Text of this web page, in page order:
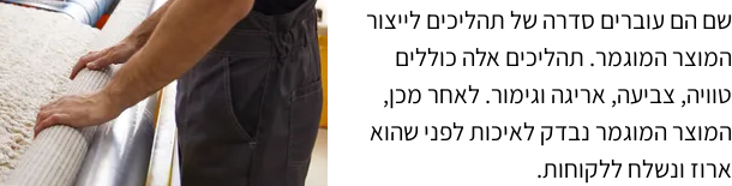
שם הם עוברים סדרה של תהליכים לייצור
המוצר המוגמר. תהליכים אלה כוללים
טוויה, צביעה, אריגה וגימור. לאחר מכן,
המוצר המוגמר נבדק לאיכות לפני שהוא
ארוז ונשלח ללקוחות.